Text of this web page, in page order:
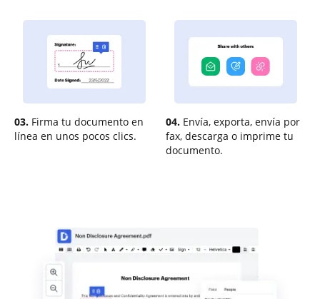
03. Firma tu documento en
línea en unos pocos clics.
04. Envía, exporta, envía por
fax, descarga o imprime tu
documento.